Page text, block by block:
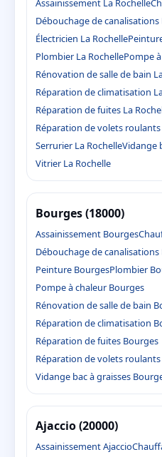
Assainissement La Rochelle
Débouchage de canalisations
Électricien La Rochelle
Plombier La RochellePompe
Rénovation de salle de bain
Réparation de climatisation
Réparation de fuites La
Réparation de volets roulants
Serrurier La RochelleVidange
Vitrier La Rochelle
Bourges (18000)
Assainissement Bourges
Débouchage de
Peinture BourgesPlombier
Pompe à chaleur Bourges
Rénovation de salle de bain
Réparation de climatisation
Réparation de fuites Bourges
Réparation de volets
Vidange bac à graisses
Ajaccio (20000)
Assainissement Ajaccio